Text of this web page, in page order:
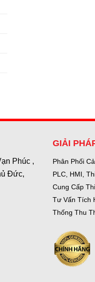
Phúc ,
Đức,
GIẢI
Phân Phối
PLC, HMI,
Cung Cấp
Tư Vấn Tích
Thống Thu